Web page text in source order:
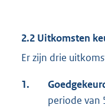
2.2 Uitkomsten
Er zijn drie
1.
periode van